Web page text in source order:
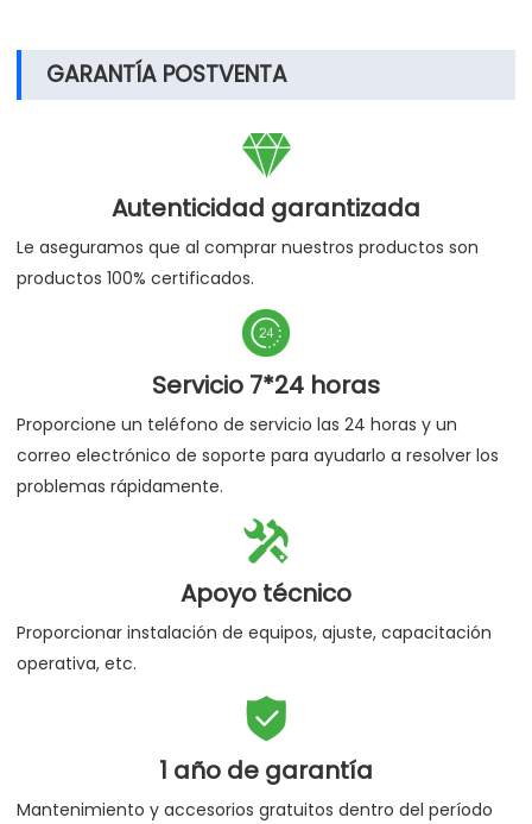
GARANTÍA POSTVENTA

Autenticidad garantizada
Le aseguramos que al comprar nuestros productos son
productos 100% certificados.

Servicio 7*24 horas
Proporcione un teléfono de servicio las 24 horas y un
correo electrónico de soporte para ayudarlo a resolver los
problemas rápidamente.

Apoyo técnico
Proporcionar instalación de equipos, ajuste, capacitación
operativa, etc.

1 año de garantía
Mantenimiento y accesorios gratuitos dentro del período